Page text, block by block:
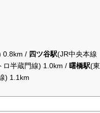
0.8km / 四ツ谷駅(JR中央本線
ロ半蔵門線) 1.0km / 曙橋駅(東
) 1.1km